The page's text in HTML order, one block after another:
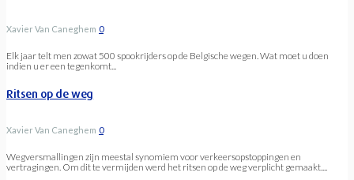
Xavier Van Caneghem 0
Elk jaar telt men zowat 500 spookrijders op de Belgische wegen. Wat moet u doen
indien u er een tegenkomt...
Ritsen op de weg
Xavier Van Caneghem 0
Wegversmallingen zijn meestal synomiem voor verkeersopstoppingen en
vertragingen. Om dit te vermijden werd het ritsen op de weg verplicht gemaakt....